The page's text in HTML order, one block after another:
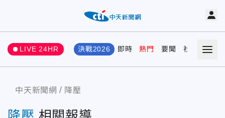
LIVE 24HR 決戰2026 即時 熱門 要聞 社會 娛樂
中天新聞網 降壓